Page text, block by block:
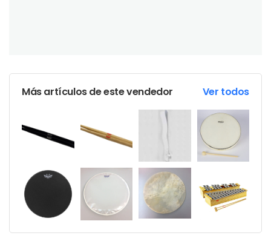
Más artículos de este vendedor Ver todos